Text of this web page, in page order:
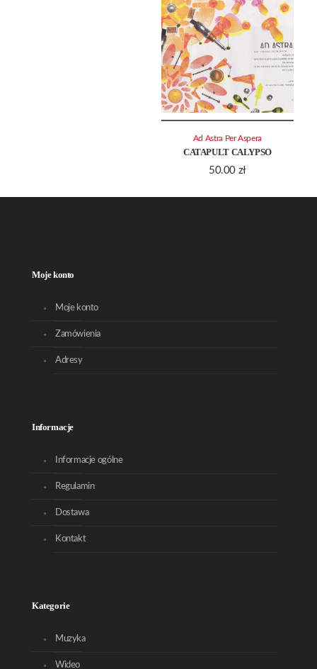
CATAPULT CALYPSO
50.00 zł
Ad Astra Per Aspera
Moje konto
Moje konto
Zamówienia
Adresy
Informacje
Informacje ogólne
Regulamin
Dostawa
Kontakt
Kategorie
Muzyka
Wideo